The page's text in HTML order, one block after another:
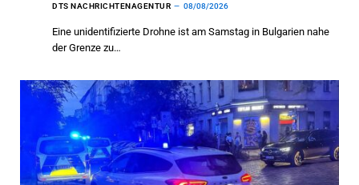
DTS NACHRICHTENAGENTUR 08/08/2026
Eine unidentifizierte Drohne ist am Samstag in Bulgarien nahe
der Grenze zu…